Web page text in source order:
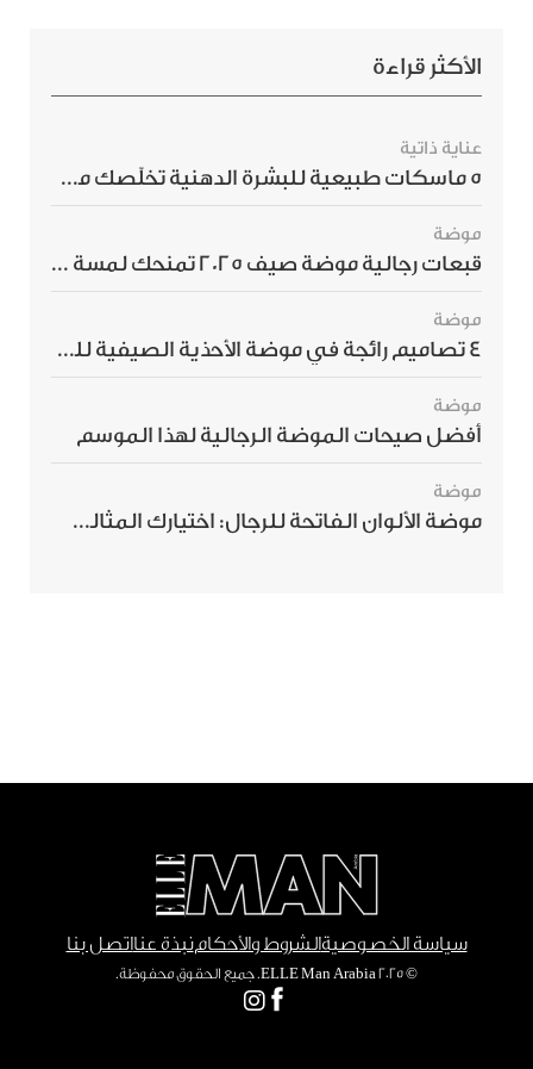
الأكثر قراءة
عناية ذاتية
5 ماسكات طبيعية للبشرة الدهنية تخلّصك من الحبوب بسرعة
موضة
قبعات رجالية موضة صيف 2025 تمنحك لمسة أناقة استثنائية
موضة
4 تصاميم رائجة في موضة الأحذية الصيفية للرجال هذا الموسم
موضة
أفضل صيحات الموضة الرجالية لهذا الموسم
موضة
موضة الألوان الفاتحة للرجال: اختيارك المثالي لإطلالة صيفية مبهرة
سياسة الخصوصيةالشروط والأحكامنبذة عنااتصل بنا
© ٢٠٢٥ ELLE Man Arabia. جميع الحقوق محفوظة.